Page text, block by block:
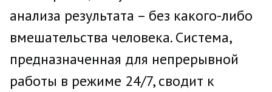
анализа результата – без какого-либо
вмешательства человека. Система,
предназначенная для непрерывной
работы в режиме 24/7, сводит к